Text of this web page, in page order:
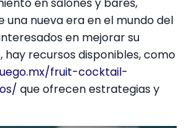
una nueva era en el mundo del
en mejorar su
hay recursos disponibles, como
fruit-cocktail-
que ofrecen estrategias y